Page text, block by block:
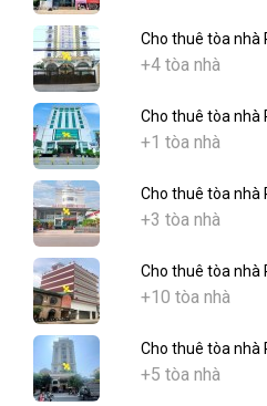
Cho thuê tòa nhà
+4 tòa nhà
Cho thuê tòa nhà
+1 tòa nhà
Cho thuê tòa nhà
+3 tòa nhà
Cho thuê tòa nhà
+10 tòa nhà
Cho thuê tòa nhà
+5 tòa nhà